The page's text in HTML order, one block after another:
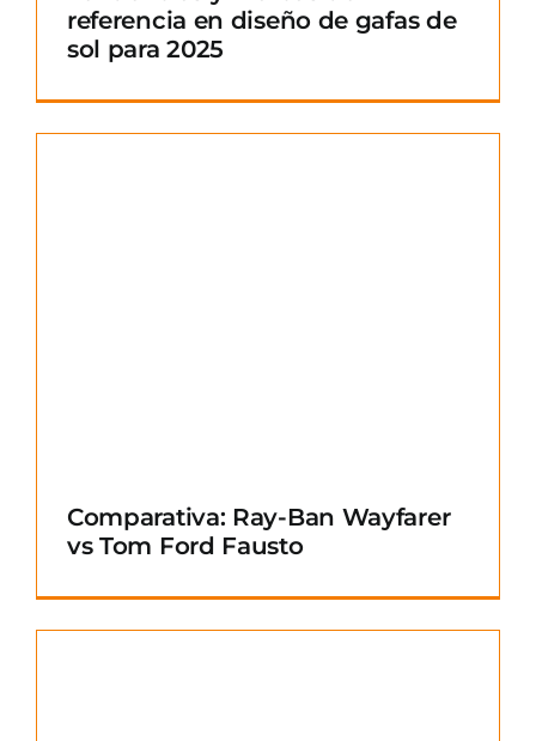
referencia en diseño de gafas de
sol para 2025
Comparativa: Ray-Ban Wayfarer
vs Tom Ford Fausto